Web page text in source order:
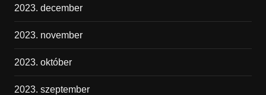
2023. december
2023. november
2023. október
2023. szeptember